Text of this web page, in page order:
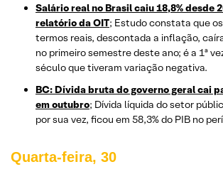
Salário real no Brasil caiu 18,8% desde
relatório da OIT; Estudo constata que
termos reais, descontada a inflação,
no primeiro semestre deste ano; é a 1ª
século que tiveram variação negativa.
BC: Dívida bruta do governo geral cai
em outubro; Dívida líquida do setor
por sua vez, ficou em 58,3% do PIB no
Quarta-feira, 30